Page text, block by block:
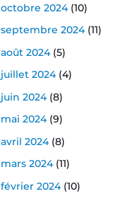
octobre 2024(10)
septembre 2024(11)
août 2024(5)
juillet 2024(4)
juin 2024(8)
mai 2024(9)
avril 2024(8)
mars 2024(11)
février 2024(10)